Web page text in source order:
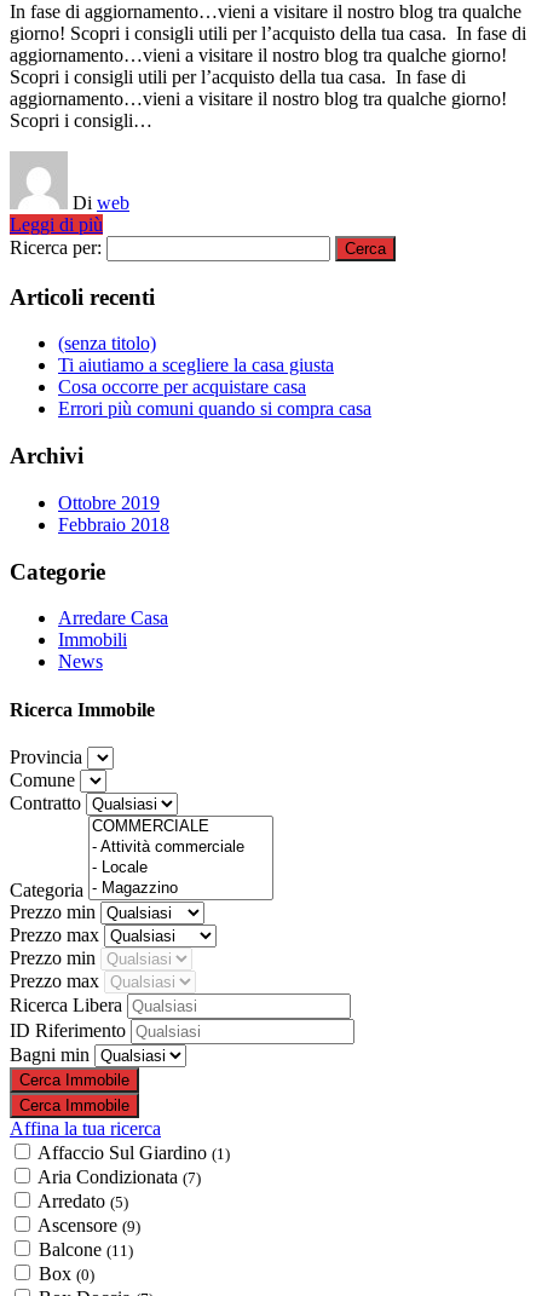
In fase di aggiornamento…vieni a visitare il nostro blog tra qualche
giorno! Scopri i consigli utili per l’acquisto della tua casa. In fase di
aggiornamento…vieni a visitare il nostro blog tra qualche giorno!
Scopri i consigli utili per l’acquisto della tua casa. In fase di
aggiornamento…vieni a visitare il nostro blog tra qualche giorno!
Scopri i consigli…
Di web
Leggi di più
Ricerca per:
Articoli recenti
(senza titolo)
Ti aiutiamo a scegliere la casa giusta
Cosa occorre per acquistare casa
Errori più comuni quando si compra casa
Archivi
Ottobre 2019
Febbraio 2018
Categorie
Arredare Casa
Immobili
News
Ricerca Immobile
Provincia
Comune
Contratto
Categoria
Prezzo min
Prezzo max
Prezzo min
Prezzo max
Ricerca Libera
ID Riferimento
Bagni min
Affina la tua ricerca
Affaccio Sul Giardino (1)
Aria Condizionata (7)
Arredato (5)
Ascensore (9)
Balcone (11)
Box (0)